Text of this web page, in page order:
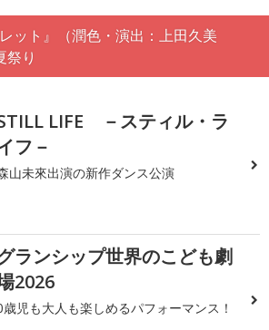
レット』（潤色・演出：上田久美
祭り
LIFE －スティル・ラ
フ－
山未來出演の新作ダンス公演
ランシップ世界のこども劇
2026
歳児も大人も楽しめるパフォーマンス！